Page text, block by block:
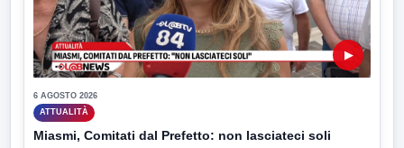
▶
6 AGOSTO 2026
ATTUALITÀ
Miasmi, Comitati dal Prefetto: non lasciateci soli